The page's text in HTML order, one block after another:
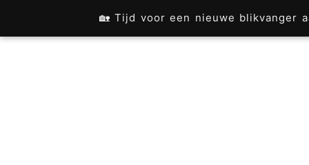
🏡 Tijd voor een nieuwe blikvanger
direct